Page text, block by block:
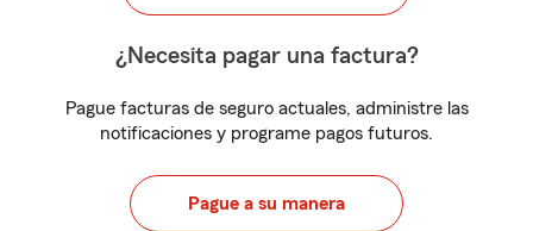
¿Necesita pagar una factura?
Pague facturas de seguro actuales, administre las
notificaciones y programe pagos futuros.
Pague a su manera